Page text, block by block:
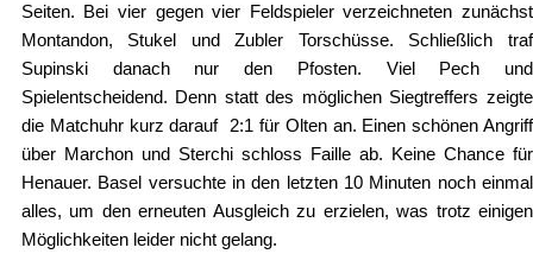
Seiten. Bei vier gegen vier Feldspieler verzeichneten zunächst
Montandon, Stukel und Zubler Torschüsse. Schließlich traf
Supinski danach nur den Pfosten. Viel Pech und
Spielentscheidend. Denn statt des möglichen Siegtreffers zeigte
die Matchuhr kurz darauf 2:1 für Olten an. Einen schönen Angriff
über Marchon und Sterchi schloss Faille ab. Keine Chance für
Henauer. Basel versuchte in den letzten 10 Minuten noch einmal
alles, um den erneuten Ausgleich zu erzielen, was trotz einigen
Möglichkeiten leider nicht gelang.